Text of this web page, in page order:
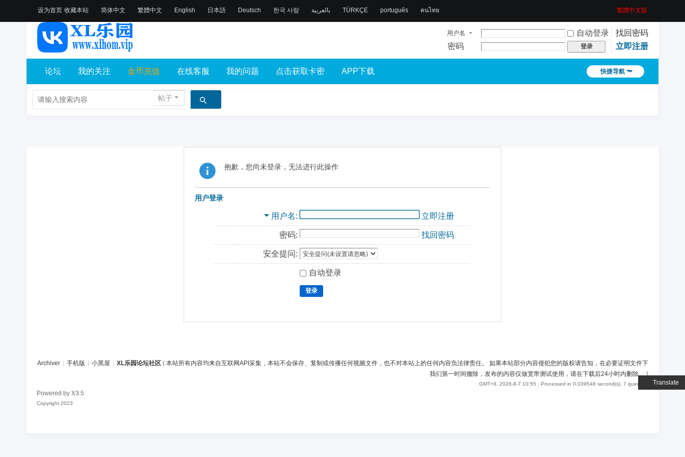
设为首页 收藏本站
Translate
简体中文 繁體中文 English 日本語 Deutsch 한국 사람 بالعربية TÜRKÇE português คนไทย 繁體中文版
用户名 自动登录
找回密码
密码
登录 立即注册
快捷导航
论坛 我的关注 金币充值 在线客服 我的问题 点击获取卡密 APP下载
帖子
抱歉，您尚未登录，无法进行此操作
用户登录
用户名 立即注册
密码: 找回密码
安全提问:
自动登录
登录
Archiver 手机版 小黑屋 XL乐园论坛社区 ( 本站所有内容均来自互联网API采集，本站不会保存、复制或传播任何视频文件，也不对本站上的任何内容负法律责任。 如果本站部分内容侵犯您的版权请告知，在必要证明文件下
我们第一时间撤除，发布的内容仅做宽带测试使用，请在下载后24小时内删除。)
GMT+8, 2026-8-7 10:55 , Processed in 0.039548 second(s), 7 queries .
Powered by X3.5
Copyright 2023